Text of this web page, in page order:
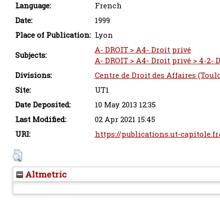
Language:
French
Date:
1999
Place of Publication: Lyon
Subjects:
A- DROIT > A4- Droit privé
A- DROIT > A4- Droit privé > 4-
Divisions:
Centre de Droit des Affaires
Site:
UT1
Date Deposited:
10 May 2013 12:35
Last Modified:
02 Apr 2021 15:45
URI:
https://publications.ut-
Altmetric